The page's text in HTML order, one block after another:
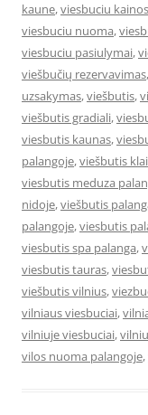
kaune,viesbuciu
viesbuciu nuoma,
viesbuciu pasiulymai,
viešbučių rezervavimas,
uzsakymas,viešbutis,
viešbutis gradiali,
viesbutis kaunas,
palangoje,viešbutis
viesbutis meduza
nidoje,viešbutis
palangoje,viesbutis
viesbutis spa palanga,
viesbutis tauras,
viešbutis vilnius,
vilniaus viesbuciai,
vilniuje viesbuciai,
vilos nuoma palangoje,